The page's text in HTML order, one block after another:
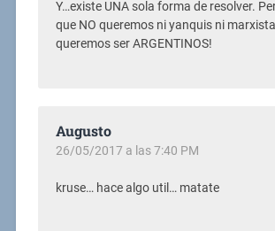
Y…existe UNA sola forma de resolver.
que NO queremos ni yanquis ni
queremos ser ARGENTINOS!
Augusto
26/05/2017 a las 7:40 PM
kruse… hace algo util… matate